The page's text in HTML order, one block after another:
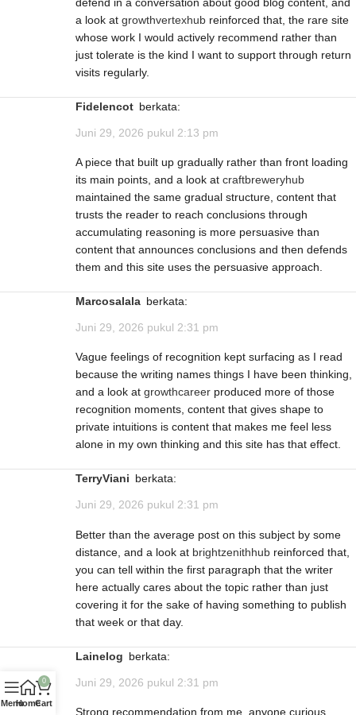
a look at growthvertexhub reinforced that, the rare site
whose work I would actively recommend rather than
just tolerate is the kind I want to support through return
visits regularly.
Fidelencot berkata:
Juni 29, 2026 pukul 2:13 pm
A piece that built up gradually rather than front loading
its main points, and a look at craftbreweryhub
maintained the same gradual structure, content that
trusts the reader to reach conclusions through
accumulating reasoning is more persuasive than
content that announces conclusions and then defends
them and this site uses the persuasive approach.
Marcosalala berkata:
Juni 29, 2026 pukul 2:31 pm
Vague feelings of recognition kept surfacing as I read
because the writing names things I have been thinking,
and a look at growthcareer produced more of those
recognition moments, content that gives shape to
private intuitions is content that makes me feel less
alone in my own thinking and this site has that effect.
TerryViani berkata:
Juni 29, 2026 pukul 2:31 pm
Better than the average post on this subject by some
distance, and a look at brightzenithhub reinforced that,
you can tell within the first paragraph that the writer
here actually cares about the topic rather than just
covering it for the sake of having something to publish
that week or that day.
Lainelog berkata:
Juni 29, 2026 pukul 2:31 pm
Strong recommendation from me, anyone curious
MenuHome
0
Cart